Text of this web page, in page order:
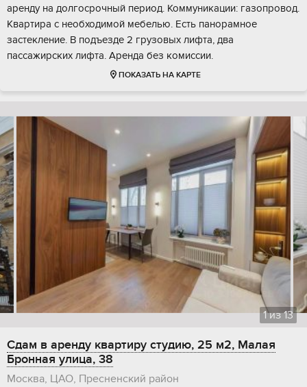
аренду на долгосрочный период. Коммуникации: газопровод.
Квартира с необходимой мебелью. Есть панорамное
застекление. В подъезде 2 грузовых лифта, два
пассажирских лифта. Аренда без комиссии.
ПОКАЗАТЬ НА КАРТЕ
1из13
Сдам в аренду квартиру студию, 25 м2, Малая
Бронная улица, 38
Москва, ЦАО, Пресненский район